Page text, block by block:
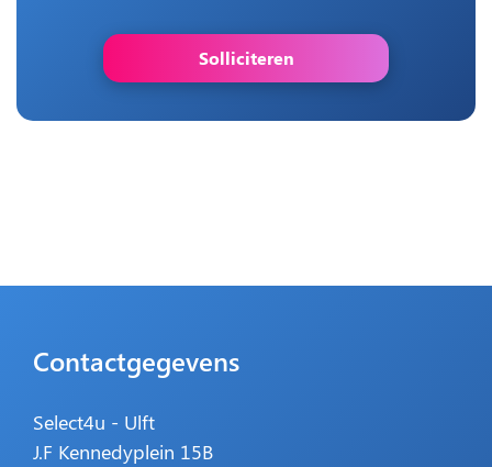
Solliciteren
Contactgegevens
Select4u - Ulft
J.F Kennedyplein 15B